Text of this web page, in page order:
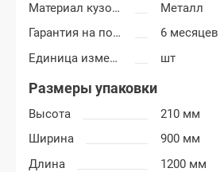
Материал кузовных деталей
Металл
Гарантия на покраску
6 месяцев
Единица измерения
шт
Размеры упаковки
Высота
210 мм
Ширина
900 мм
Длина
1200 мм